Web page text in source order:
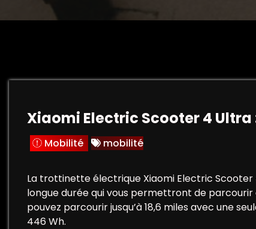
Xiaomi Electric Scooter 4
Mobilité mobilité
La trottinette électrique Xiaomi Electric
longue durée qui vous permettront de
pouvez parcourir jusqu’à 18,6 miles avec une
446 Wh.